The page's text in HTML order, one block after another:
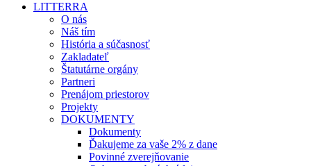
LITTERRA
O nás
Náš tím
História a súčasnosť
Zakladateľ
Štatutárne orgány
Partneri
Prenájom priestorov
Projekty
DOKUMENTY
Dokumenty
Ďakujeme za vaše 2% z dane
Povinné zverejňovanie